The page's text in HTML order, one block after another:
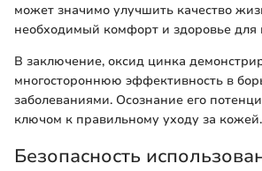
может значимо улучшить качество
необходимый комфорт и здоровье для
В заключение, оксид цинка
многостороннюю эффективность в
заболеваниями. Осознание его
ключом к правильному уходу за кожей.
Безопасность